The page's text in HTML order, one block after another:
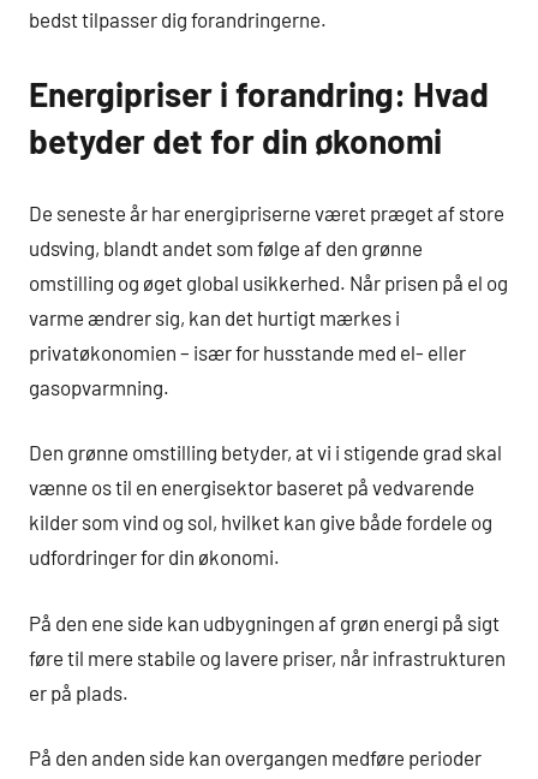
bedst tilpasser dig forandringerne.
Energipriser i forandring: Hvad
betyder det for din økonomi
De seneste år har energipriserne været præget af store
udsving, blandt andet som følge af den grønne
omstilling og øget global usikkerhed. Når prisen på el og
varme ændrer sig, kan det hurtigt mærkes i
privatøkonomien – især for husstande med el- eller
gasopvarmning.
Den grønne omstilling betyder, at vi i stigende grad skal
vænne os til en energisektor baseret på vedvarende
kilder som vind og sol, hvilket kan give både fordele og
udfordringer for din økonomi.
På den ene side kan udbygningen af grøn energi på sigt
føre til mere stabile og lavere priser, når infrastrukturen
er på plads.
På den anden side kan overgangen medføre perioder